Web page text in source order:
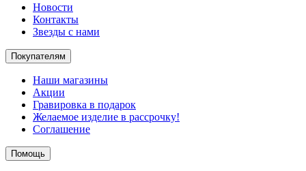
Новости
Контакты
Звезды с нами
Покупателям
Наши магазины
Акции
Гравировка в подарок
Желаемое изделие в рассрочку!
Соглашение
Помощь